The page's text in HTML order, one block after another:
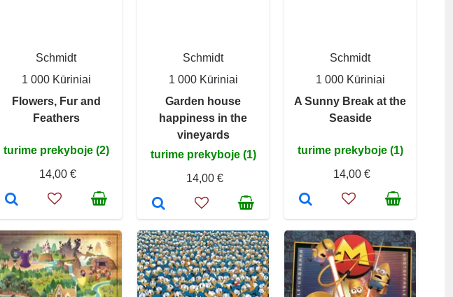
Schmidt
1 000 Kūriniai
Flowers, Fur and
Feathers
turime prekyboje (2)
14,00 €
Schmidt
1 000 Kūriniai
Garden house
happiness in the
vineyards
turime prekyboje (1)
14,00 €
Schmidt
1 000 Kūriniai
A Sunny Break at the
Seaside
turime prekyboje (1)
14,00 €